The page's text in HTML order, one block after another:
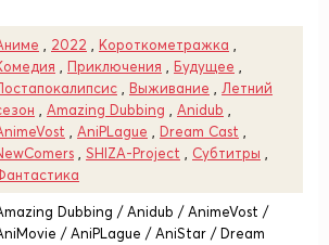
2022 Короткометражка
Приключения Будущее
Выживание
Летний
Amazing Dubbing Anidub
AniPLague Dream Cast
SHIZA-Project Субтитры
Dubbing / Anidub / AnimeVost /
/ AniPLague / AniStar / Dream